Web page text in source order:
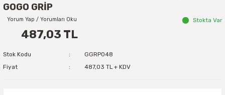
GOGO GRİP
Yorum Yap / Yorumları Oku Stokta Var
487,03 TL
Stok Kodu
GGRP048
Fiyat
487,03 TL + KDV